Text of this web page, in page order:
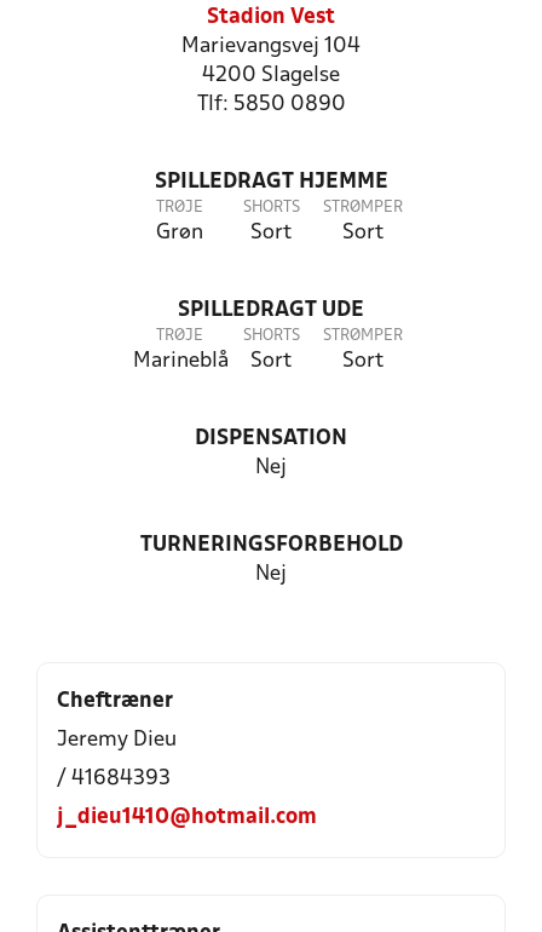
Stadion Vest
Marievangsvej 104
4200 Slagelse
Tlf: 5850 0890
SPILLEDRAGT HJEMME
TRØJE
Grøn
SHORTS
Sort
STRØMPER
Sort
SPILLEDRAGT UDE
TRØJE
Marineblå
SHORTS
Sort
STRØMPER
Sort
DISPENSATION
Nej
TURNERINGSFORBEHOLD
Nej
Cheftræner
Jeremy Dieu
/ 41684393
j_dieu1410@hotmail.com